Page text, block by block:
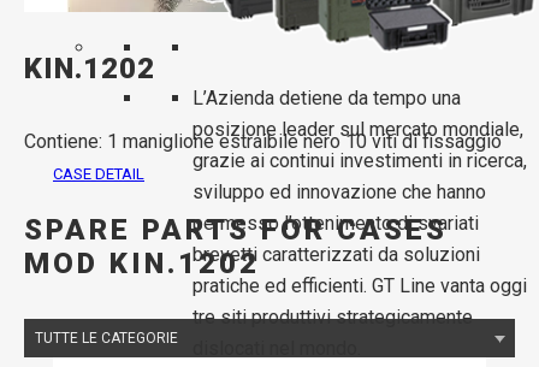
L’Azienda detiene da tempo una
posizione leader sul mercato mondiale,
grazie ai continui investimenti in ricerca,
sviluppo ed innovazione che hanno
permesso l’ottenimento di svariati
brevetti caratterizzati da soluzioni
pratiche ed efficienti. GT Line vanta oggi
tre siti produttivi strategicamente
KIN.1202
Contiene: 1 maniglione estraibile nero 10 viti di fissaggio
CASE DETAIL
SPARE PARTS FOR CASES
MOD KIN.1202